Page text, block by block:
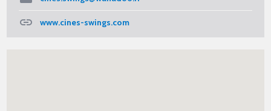
www.cines-swings.com